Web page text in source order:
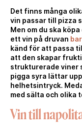
Det finns många
vin passar till pizza
Men om du ska
ett vin på druvan
känd för att passa
att den skapar
strukturerade viner
pigga syra lättar
helhetsintryck.
med sälta och olika
Vin till